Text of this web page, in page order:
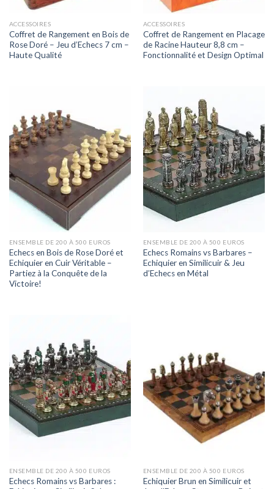
ACCESSOIRES
Coffret de Rangement en Bois de
Rose Doré – Jeu d’Echecs 7 cm –
Haute Qualité
ACCESSOIRES
Coffret de Rangement en Placage
de Racine Hauteur 8,8 cm –
Fonctionnalité et Design Optimal
ENSEMBLE DE 200 À 500 EUROS
Echecs en Bois de Rose Doré et
Echiquier en Cuir Véritable –
Partiez à la Conquête de la
Victoire!
ENSEMBLE DE 200 À 500 EUROS
Echecs Romains vs Barbares –
Echiquier en Similicuir & Jeu
d’Echecs en Métal
ENSEMBLE DE 200 À 500 EUROS
Echecs Romains vs Barbares :
ENSEMBLE DE 200 À 500 EUROS
Echiquier Brun en Similicuir et